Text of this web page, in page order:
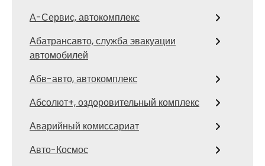
А-Сервис, автокомплекс
Абатрансавто, служба эвакуации
автомобилей
Абв-авто, автокомплекс
Абсолют+, оздоровительный комплекс
Аварийный комиссариат
Авто-Космос